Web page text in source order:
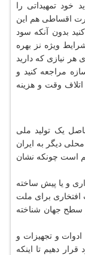
خود تمهیداتی را
اقساطی هم این
بدون آنکه سود
ویژه نز بهره
نیازی که دارید
مراجعه کنید و
وقت و هزینه
یک تولید ملی
دیگر به ایران
است چونکه نشان
و یا پیش ساخته
برای ملت
سطح جهان شناخته
و تجهیزات و
قرار دهیم تا اینکه